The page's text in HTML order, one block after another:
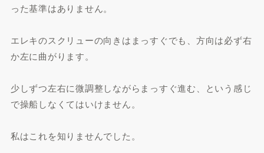
った基準はありません。
エレキのスクリューの向きはまっすぐでも、方向は必ず右
か左に曲がります。
少しずつ左右に微調整しながらまっすぐ進む、という感じ
で操船しなくてはいけません。
私はこれを知りませんでした。